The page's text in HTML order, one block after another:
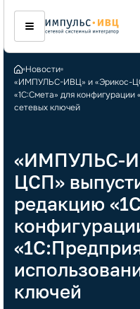
Новости
«ИМПУЛЬС-ИВЦ» и «Эрикос-
«1С:Смета» для конфигурации
сетевых ключей
«ИМПУЛЬС-
ЦСП»
редакцию
ключей